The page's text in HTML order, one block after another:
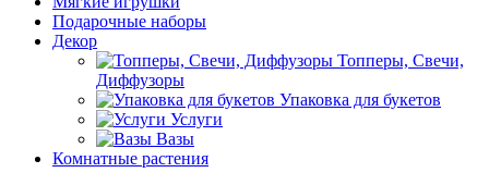
Подарочные наборы
Декор
Топперы, Свечи,
Диффузоры
Упаковка для букетов
Услуги
Вазы
Комнатные растения